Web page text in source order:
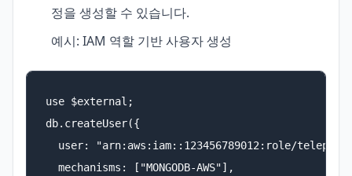
정을 생성할 수 있습니다.
예시: IAM 역할 기반 사용자 생성
use $external;
db.createUser({
user: "arn:aws:iam::123456789012:role/
  mechanisms: ["MONGODB-AWS"],